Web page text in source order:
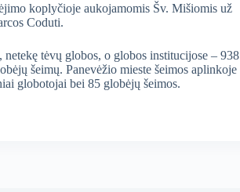
koplyčioje aukojamomis Šv. Mišiomis už
Coduti.
tėvų globos, o globos institucijose – 938
šeimų. Panevėžio mieste šeimos aplinkoje
globotojai bei 85 globėjų šeimos.